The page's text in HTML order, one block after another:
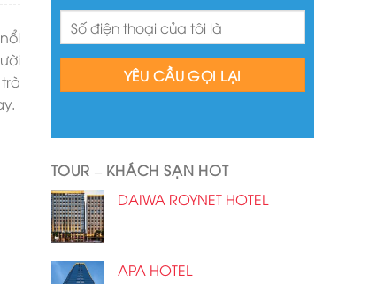
TOUR – KHÁCH SẠN HOT
DAIWA ROYNET HOTEL
APA HOTEL